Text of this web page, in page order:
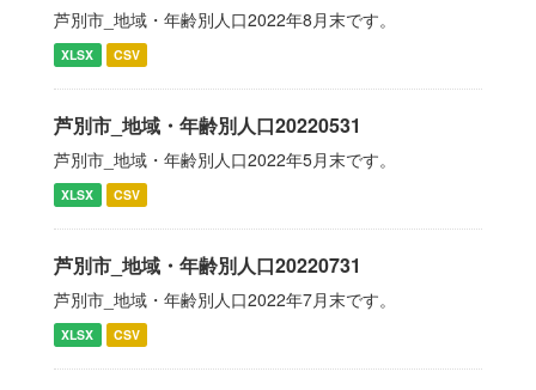
芦別市_地域・年齢別人口2022年8月末です。
XLSX CSV
芦別市_地域・年齢別人口20220531
芦別市_地域・年齢別人口2022年5月末です。
XLSX CSV
芦別市_地域・年齢別人口20220731
芦別市_地域・年齢別人口2022年7月末です。
XLSX CSV